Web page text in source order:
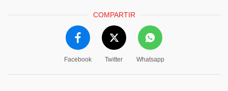
COMPARTIR
Facebook Twitter Whatsapp